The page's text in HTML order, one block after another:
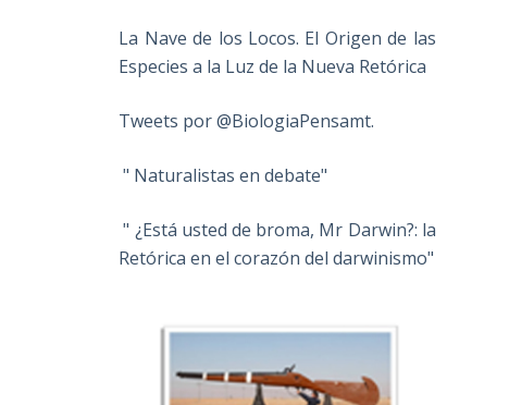
La Nave de los Locos. El Origen de las
Especies a la Luz de la Nueva Retórica
Tweets por @BiologiaPensamt.
" Naturalistas en debate"
" ¿Está usted de broma, Mr Darwin?: la
Retórica en el corazón del darwinismo"